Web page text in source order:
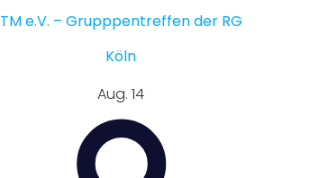
TM e.V. – Grupppentreffen der RG
Köln
Aug. 14